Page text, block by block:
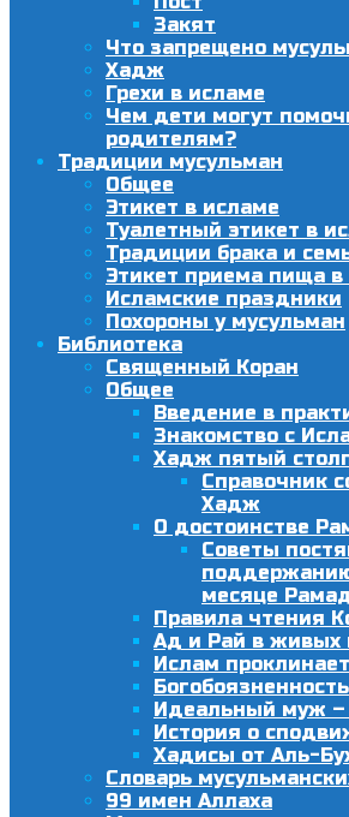
Закят
Что запрещено
Хадж
Грехи в исламе
Чем дети могут
родителям?
Традиции мусульман
Общее
Этикет в исламе
Туалетный этикет в
Традиции брака и
Этикет приема пища в
Исламские праздники
Похороны у мусульман
Библиотека
Священный Коран
Общее
Введение в
Знакомство с
Хадж пятый
Справочник
Хадж
О достоинстве
Советы
месяце
Правила чтения
Ад и Рай в живых
Ислам
Богобоязненность
Идеальный муж –
История о
Хадисы от Аль-
Словарь
99 имен Аллаха